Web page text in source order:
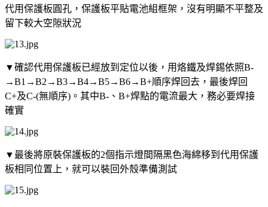
代用保護板圓孔，保護板平貼電池組框架，沒有明顯不平整及
留下較大空隙狀況
▼確認代用保護板已經放到定位以後，用烙鐵及焊錫依照B-
→B1→B2→B3→B4→B5→B6→B+順序焊回去，最後焊回
C+及C-(無順序)。其中B-、B+焊點的電流最大，務必要焊接
確實
▼最後將原裝保護板的2個指示燈間隔黑色海綿移到代用保護
板相同位置上，就可以裝回外殼準備測試